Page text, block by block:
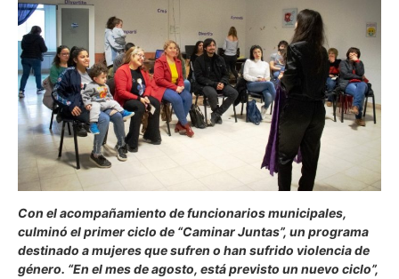
Con el acompañamiento de funcionarios municipales,
culminó el primer ciclo de “Caminar Juntas”, un programa
destinado a mujeres que sufren o han sufrido violencia de
género. “En el mes de agosto, está previsto un nuevo ciclo”,